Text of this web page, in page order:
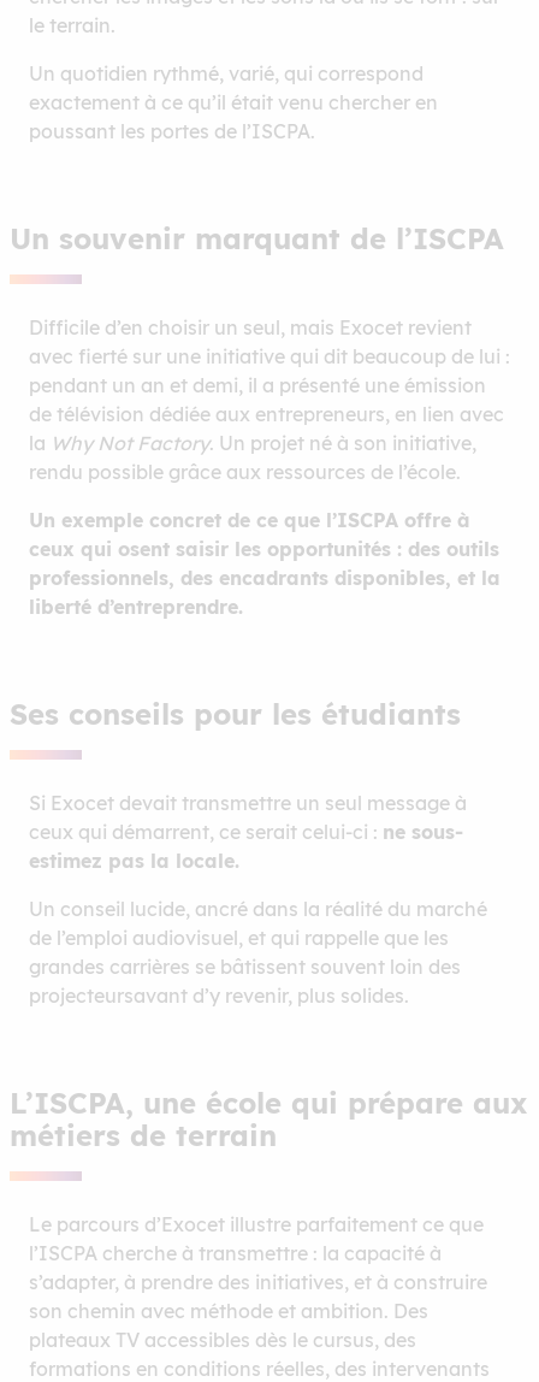
le terrain.
Un quotidien rythmé, varié, qui correspond
exactement à ce qu’il était venu chercher en
poussant les portes de l’ISCPA.
Un souvenir marquant de l’ISCPA
Difficile d’en choisir un seul, mais Exocet revient
avec fierté sur une initiative qui dit beaucoup de lui :
pendant un an et demi, il a présenté une émission
de télévision dédiée aux entrepreneurs, en lien avec
la Why Not Factory. Un projet né à son initiative,
rendu possible grâce aux ressources de l’école.
Un exemple concret de ce que l’ISCPA offre à
ceux qui osent saisir les opportunités : des outils
professionnels, des encadrants disponibles, et la
liberté d’entreprendre.
Ses conseils pour les étudiants
Si Exocet devait transmettre un seul message à
ceux qui démarrent, ce serait celui-ci : ne sous-
estimez pas la locale.
Un conseil lucide, ancré dans la réalité du marché
de l’emploi audiovisuel, et qui rappelle que les
grandes carrières se bâtissent souvent loin des
projecteursavant d’y revenir, plus solides.
L’ISCPA, une école qui prépare aux
métiers de terrain
Le parcours d’Exocet illustre parfaitement ce que
l’ISCPA cherche à transmettre : la capacité à
s’adapter, à prendre des initiatives, et à construire
son chemin avec méthode et ambition. Des
plateaux TV accessibles dès le cursus, des
formations en conditions réelles, des intervenants